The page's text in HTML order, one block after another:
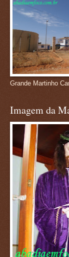
Grande Martinho
Imagem da